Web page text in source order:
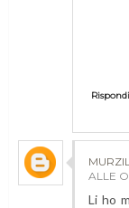
Rispondi
ALLE
Li ho